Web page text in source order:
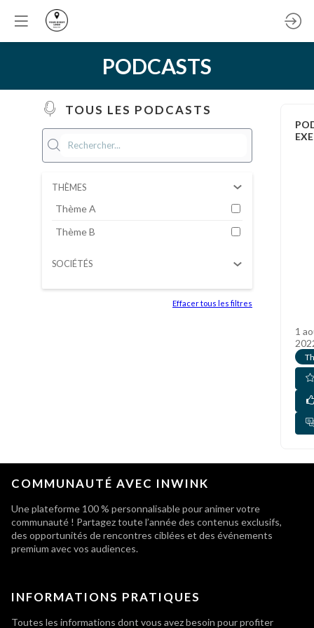
PODCASTS
TOUS LES PODCASTS
THÈMES
Thème A
Thème B
SOCIÉTÉS
Effacer tous les filtres
1
COMMUNAUTÉ AVEC INWINK
Une plateforme 100 % personnalisable pour animer votre
communauté ! Partagez toute l’année des contenus exclusifs,
des opportunités de rencontres ciblées et des événements
premium avec vos audiences.
INFORMATIONS PRATIQUES
Toutes les informations dont vous avez besoin pour profiter